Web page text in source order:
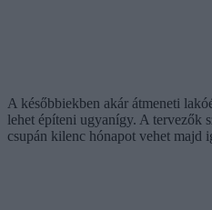
A későbbiekben akár átmeneti
lehet építeni ugyanígy. A tervezők
csupán kilenc hónapot vehet majd